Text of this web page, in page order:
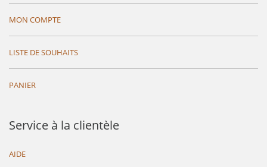
MON COMPTE
LISTE DE SOUHAITS
PANIER
Service à la clientèle
AIDE